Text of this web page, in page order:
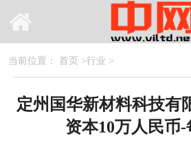
当前位置： 首页 >行业 >
定州国华新材料科技有
资本10万人民币